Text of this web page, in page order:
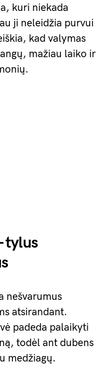
kuri niekada
ji neleidžia purvui
kad valymas
mažiau laiko ir
tylus
nešvarumus
atsirandant.
padeda palaikyti
todėl ant dubens
medžiagų.